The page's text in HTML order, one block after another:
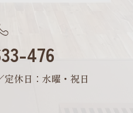
476
休日：水曜・祝日